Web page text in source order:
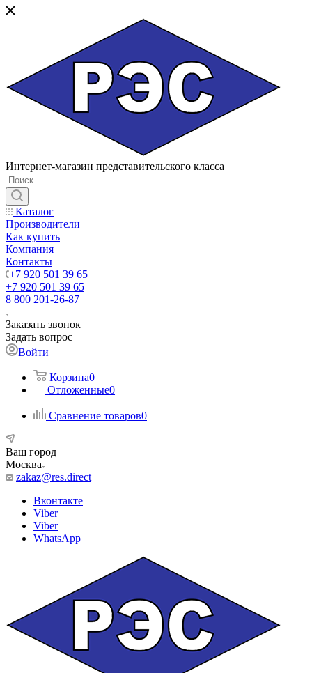
Интернет-магазин представительского класса
Каталог
Производители
Как купить
Компания
Контакты
+7 920 501 39 65
+7 920 501 39 65
8 800 201-26-87
Заказать звонок
Задать вопрос
Войти
Корзина0
Отложенные0
Сравнение товаров0
Ваш город
Москва
zakaz@res.direct
Вконтакте
Viber
Viber
WhatsApp